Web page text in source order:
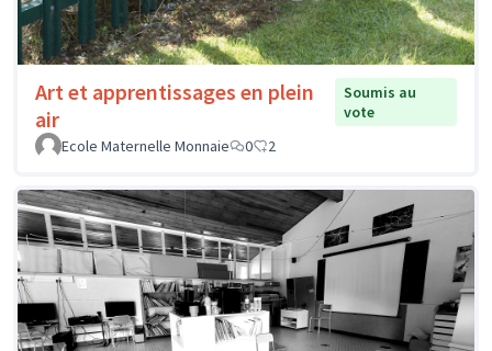
Art et apprentissages en plein
air
Soumis au
vote
Ecole Maternelle Monnaie
0 2